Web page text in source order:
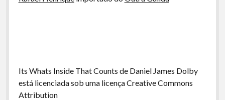
Its Whats Inside That Counts de Daniel James Dolby
está licenciada sob uma licença Creative Commons
Attribution